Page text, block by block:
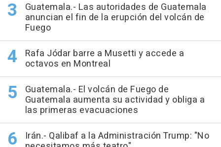
Guatemala.- Las autoridades de Guatemala
anuncian el fin de la erupción del volcán de
Fuego
Rafa Jódar barre a Musetti y accede a
octavos en Montreal
Guatemala.- El volcán de Fuego de
Guatemala aumenta su actividad y obliga a
las primeras evacuaciones
Irán.- Qalibaf a la Administración Trump: "No